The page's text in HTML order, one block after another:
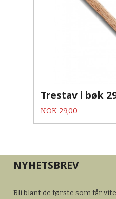
Trestav i bøk
Pris
NOK 29,00
NYHETSBREV
Bli blant de første som får